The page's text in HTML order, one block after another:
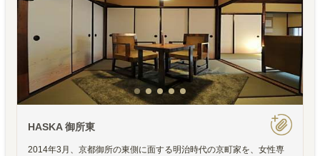
HASKA 御所東
2014年3月、京都御所の東側に面する明治時代の京町家を、女性専